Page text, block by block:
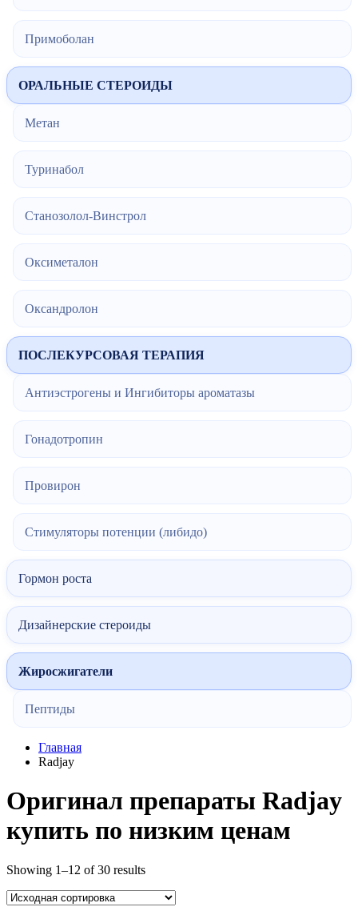
Примоболан
ОРАЛЬНЫЕ СТЕРОИДЫ
Метан
Туринабол
Станозолол-Винстрол
Оксиметалон
Оксандролон
ПОСЛЕКУРСОВАЯ ТЕРАПИЯ
Антиэстрогены и Ингибиторы ароматазы
Гонадотропин
Провирон
Стимуляторы потенции (либидо)
Гормон роста
Дизайнерские стероиды
Жиросжигатели
Пептиды
Главная
Radjay
Оригинал препараты Radjay
купить по низким ценам
Showing 1–12 of 30 results